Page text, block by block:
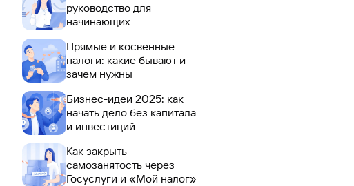
руководство для
начинающих
Прямые и косвенные
налоги: какие бывают и
зачем нужны
Бизнес-идеи 2025: как
начать дело без капитала
и инвестиций
Как закрыть
самозанятость через
Госуслуги и «Мой налог»